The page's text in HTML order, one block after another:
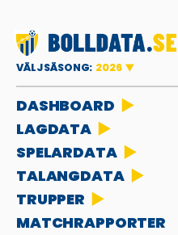
VÄLJ SÄSONG: 2026
DASHBOARD
LAGDATA
SPELARDATA
TALANGDATA
TRUPPER
MATCHRAPPORTER